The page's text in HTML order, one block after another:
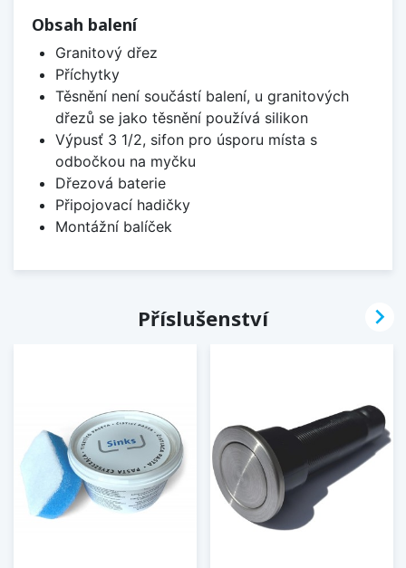
Obsah balení
Granitový dřez
Příchytky
Těsnění není součástí balení, u granitových
dřezů se jako těsnění používá silikon
Výpusť 3 1/2, sifon pro úsporu místa s
odbočkou na myčku
Dřezová baterie
Připojovací hadičky
Montážní balíček
Příslušenství 